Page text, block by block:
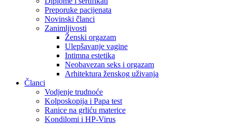
Preporuke pacijenata
Novinski članci
Zanimljivosti
Ženski orgazam
Ulepšavanje vagine
Intimna estetika
Neobavezan seks i orgazam
Arhitektura ženskog uživanja
Članci
Vodjenje trudnoće
Kolposkopija i Papa test
Ranice na grliću materice
Kondilomi i HP-Virus